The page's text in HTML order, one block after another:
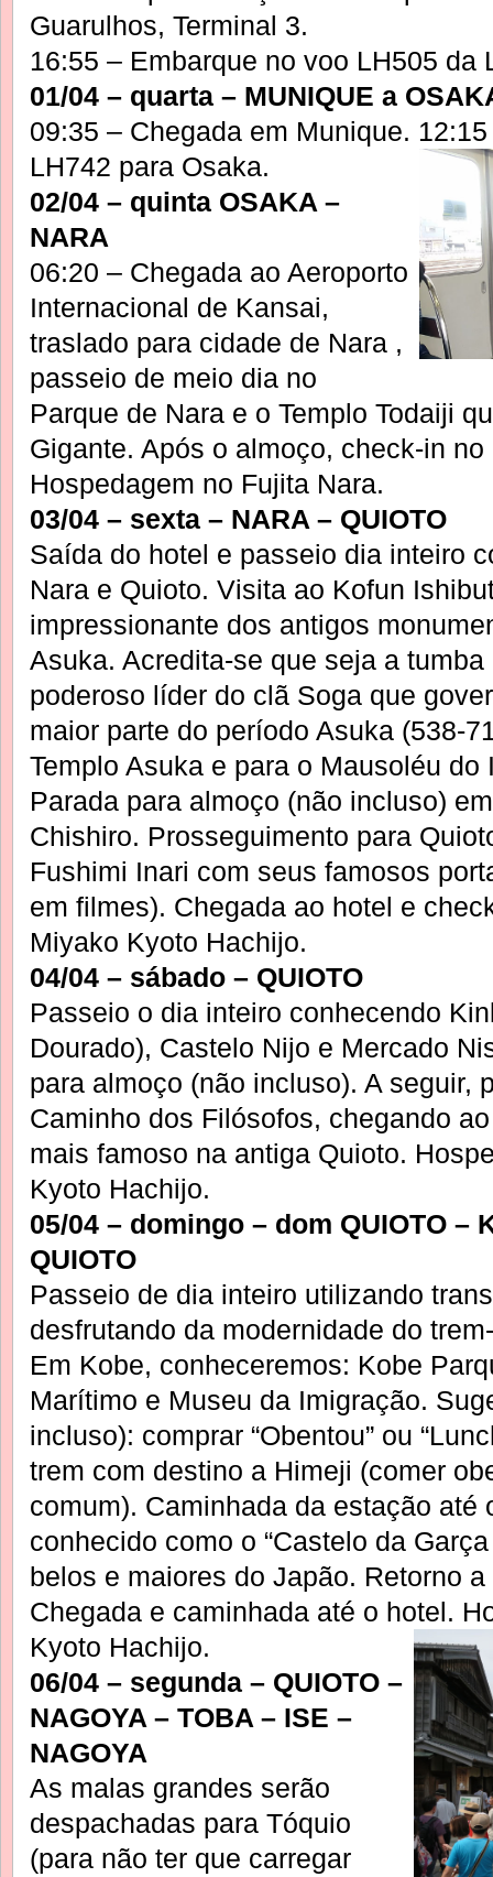
Guarulhos, Terminal 3.
16:55 – Embarque no voo LH505 da
01/04 – quarta – MUNIQUE a
09:35 – Chegada em Munique.
LH742 para Osaka.
02/04 – quinta OSAKA –
NARA
06:20 – Chegada ao Aeroporto
Internacional de Kansai,
traslado para cidade de Nara ,
passeio de meio dia no
Parque de Nara e o Templo Todaiji
Gigante. Após o almoço, check-in
Hospedagem no Fujita Nara.
03/04 – sexta – NARA – QUIOTO
Saída do hotel e passeio dia inteiro
Nara e Quioto. Visita ao Kofun
impressionante dos antigos
Asuka. Acredita-se que seja a
poderoso líder do clã Soga que
maior parte do período Asuka (538-
Templo Asuka e para o Mausoléu do
Parada para almoço (não incluso)
Chishiro. Prosseguimento para
Fushimi Inari com seus famosos
em filmes). Chegada ao hotel e
Miyako Kyoto Hachijo.
04/04 – sábado – QUIOTO
Passeio o dia inteiro conhecendo
Dourado), Castelo Nijo e Mercado
para almoço (não incluso). A seguir,
Caminho dos Filósofos, chegando
mais famoso na antiga Quioto.
Kyoto Hachijo.
05/04 – domingo – dom QUIOTO –
QUIOTO
Passeio de dia inteiro utilizando
desfrutando da modernidade do
Em Kobe, conheceremos: Kobe
Marítimo e Museu da Imigração.
incluso): comprar “Obentou” ou
trem com destino a Himeji (comer
comum). Caminhada da estação até
conhecido como o “Castelo da
belos e maiores do Japão. Retorno
Chegada e caminhada até o hotel.
Kyoto Hachijo.
06/04 – segunda – QUIOTO –
NAGOYA – TOBA – ISE –
NAGOYA
As malas grandes serão
despachadas para Tóquio
(para não ter que carregar